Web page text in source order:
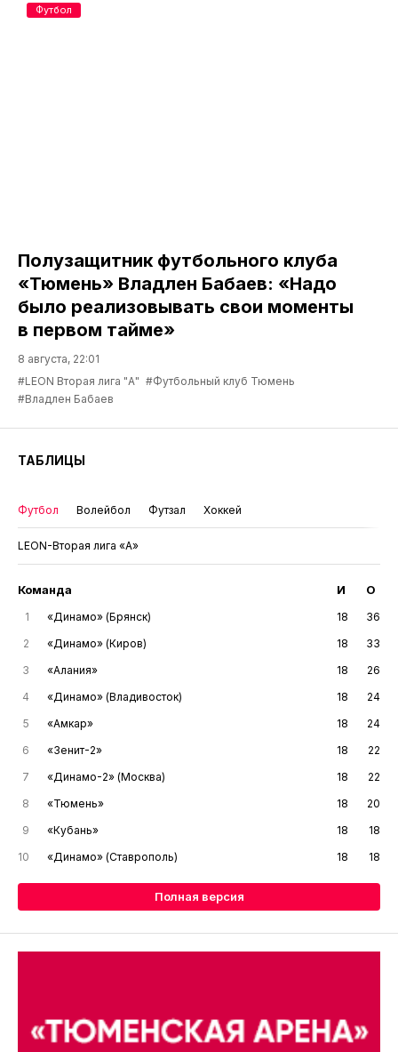
Полузащитник футбольного клуба
«Тюмень» Владлен Бабаев: «Надо
было реализовывать свои моменты
в первом тайме»
8 августа, 22:01
#LEON Вторая лига "А" #Футбольный клуб Тюмень
#Владлен Бабаев
Футбол
ТАБЛИЦЫ
Футбол Волейбол Футзал Хоккей
LEON-Вторая лига «А»
Команда И О
1 «Динамо» (Брянск) 18
36
2
«Динамо» (Киров) 18
33
3
«Алания» 18
26
4
«Динамо» (Владивосток) 18
24
5
«Амкар» 18
24
6
«Зенит-2» 18
22
7
«Динамо-2» (Москва) 18
22
8
«Тюмень» 18
20
9
«Кубань» 18
18
10
«Динамо» (Ставрополь) 18 18
Полная версия